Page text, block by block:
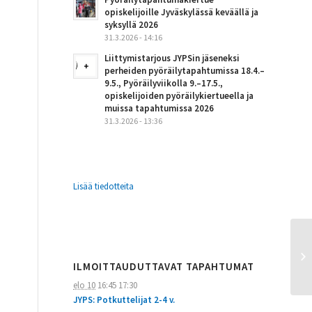
opiskelijoille Jyväskylässä keväällä ja
syksyllä 2026
31.3.2026 - 14:16
Liittymistarjous JYPSin jäseneksi
perheiden pyöräilytapahtumissa 18.4.–
9.5., Pyöräilyviikolla 9.–17.5.,
opiskelijoiden pyöräilykiertueella ja
muissa tapahtumissa 2026
31.3.2026 - 13:36
Lisää tiedotteita
ILMOITTAUDUTTAVAT TAPAHTUMAT
elo 10 16:45 17:30
JYPS: Potkuttelijat 2-4 v.